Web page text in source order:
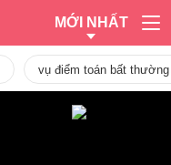
MỚI NHẤT
vụ điểm toán bất